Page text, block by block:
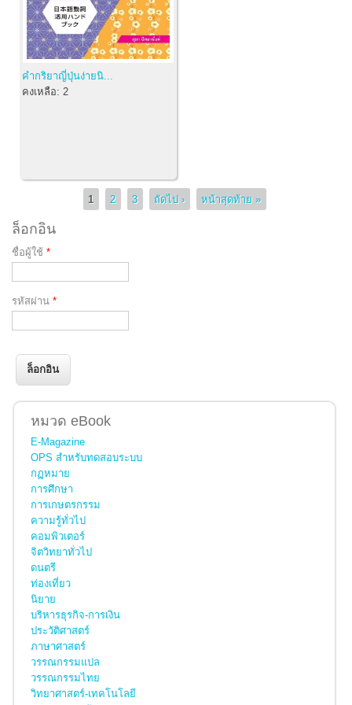
คำกริยาญี่ปุ่นง่ายนิ...
คงเหลือ: 2
1 2 3 ถัดไป › หน้าสุดท้าย »
ล็อกอิน
ชื่อผู้ใช้ *
รหัสผ่าน *
หมวด eBook
E-Magazine
OPS สำหรับทดสอบระบบ
กฏหมาย
การศึกษา
การเกษตรกรรม
ความรู้ทั่วไป
คอมพิวเตอร์
จิตวิทยาทั่วไป
ดนตรี
ท่องเที่ยว
นิยาย
บริหารธุรกิจ-การเงิน
ประวัติศาสตร์
ภาษาศาสตร์
วรรณกรรมแปล
วรรณกรรมไทย
วิทยาศาสตร์-เทคโนโลยี